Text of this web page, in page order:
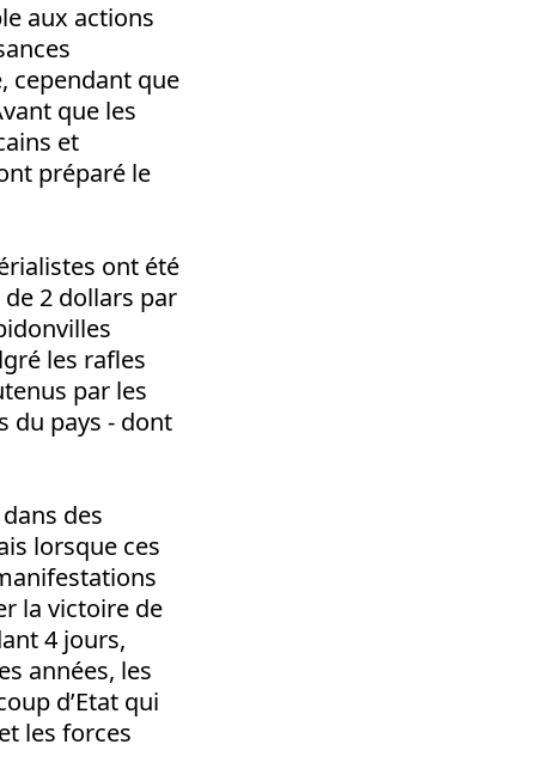
aux actions
cependant que
que les
et
préparé le
ont été
2 dollars par
les rafles
par les
du pays - dont
des
lorsque ces
la victoire de
4 jours,
années, les
d’Etat qui
les forces